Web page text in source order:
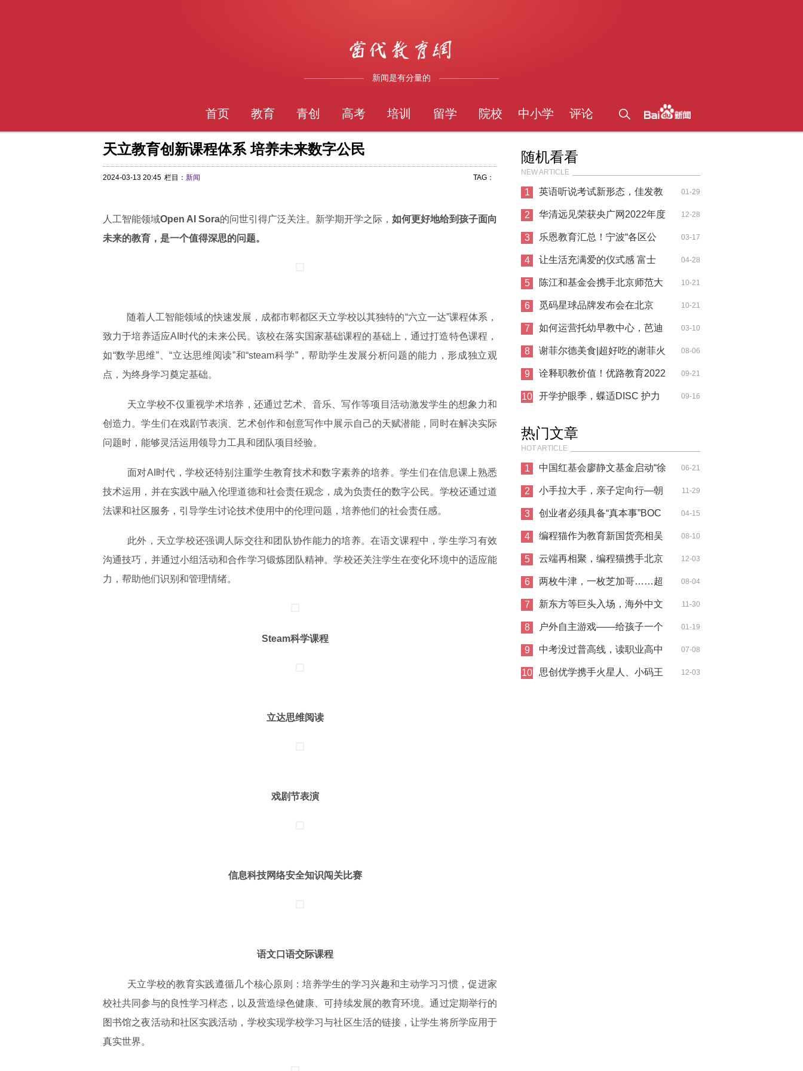
新闻是有分量的
首页 教育 青创 高考 培训 留学 院校 中小学 评论
天立教育创新课程体系 培养未来数字公民
2024-03-13 20:45 栏目： 新闻 TAG：
人工智能领域Open AI Sora的问世引得广泛关注。新学期开学之际， 如何更好地给到孩子面向
未来的教育，是一个值得深思的问题。
随着人工智能领域的快速发展，成都市郫都区天立学校以其独特的“六立一达”课程体系，
致力于培养适应AI时代的未来公民。该校在落实国家基础课程的基础上，通过打造特色课程，
如“数学思维”、“立达思维阅读”和“steam科学”，帮助学生发展分析问题的能力，形成独立观
点，为终身学习奠定基础。
天立学校不仅重视学术培养，还通过艺术、音乐、写作等项目活动激发学生的想象力和
创造力。学生们在戏剧节表演、艺术创作和创意写作中展示自己的天赋潜能，同时在解决实际
问题时，能够灵活运用领导力工具和团队项目经验。
面对AI时代，学校还特别注重学生教育技术和数字素养的培养。学生们在信息课上熟悉
技术运用，并在实践中融入伦理道德和社会责任观念，成为负责任的数字公民。学校还通过道
法课和社区服务，引导学生讨论技术使用中的伦理问题，培养他们的社会责任感。
此外，天立学校还强调人际交往和团队协作能力的培养。在语文课程中，学生学习有效
沟通技巧，并通过小组活动和合作学习锻炼团队精神。学校还关注学生在变化环境中的适应能
力，帮助他们识别和管理情绪。
Steam科学课程
立达思维阅读
戏剧节表演
信息科技网络安全知识闯关比赛
语文口语交际课程
天立学校的教育实践遵循几个核心原则：培养学生的学习兴趣和主动学习习惯，促进家
校社共同参与的良性学习样态，以及营造绿色健康、可持续发展的教育环境。通过定期举行的
图书馆之夜活动和社区实践活动，学校实现学校学习与社区生活的链接，让学生将所学应用于
真实世界。
随机看看
NEW ARTICLE
1 英语听说考试新形态，佳发教
育试点
01-29
2 华清远见荣获央广网2022年度
公信力教
12-28
3 乐恩教育汇总！宁波“各区公
办、民
03-17
4 让生活充满爱的仪式感 富士
instax摄影
04-28
5 陈江和基金会携手北京师范大
学 开展
10-21
6 觅码星球品牌发布会在北京
798 MEE PA
10-21
7 如何运营托幼早教中心，芭迪
熊亲幼
03-10
8 谢菲尔德美食|超好吃的谢菲火
锅谢菲
08-06
9 诠释职教价值！优路教育2022
集训营教
09-21
10 开学护眼季，蝶适DISC 护力 09-16
热门文章
HOT ARTICLE
1 中国红基会廖静文基金启动“徐
悲鸿
06-21
2 小手拉大手，亲子定向行—朝
晖幼儿
11-29
3 创业者必须具备“真本事”BOC
商科证
04-15
4 编程猫作为教育新国货亮相吴
晓波直
08-10
5 云端再相聚，编程猫携手北京
邮电大
12-03
6 两枚牛津，一枚芝加哥……超
百枚世
08-04
7 新东方等巨头入场，海外中文
或成在
11-30
8 户外自主游戏——给孩子一个
不一样
01-19
9 中考没过普高线，读职业高中
有出路
07-08
10 思创优学携手火星人、小码王 12-03